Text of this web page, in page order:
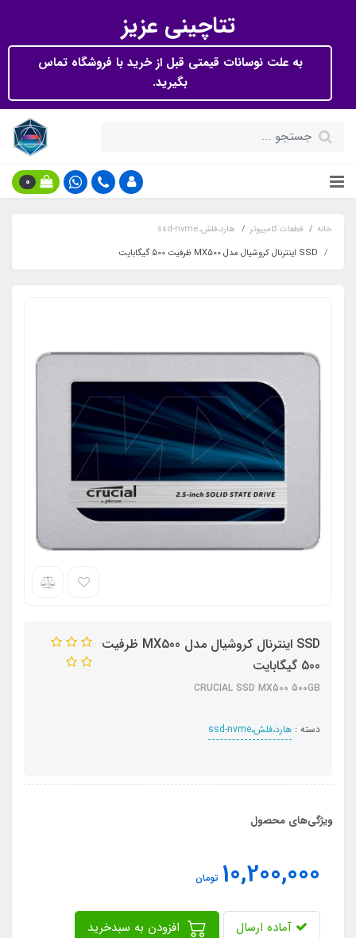
تتاچینی عزیز
به علت نوسانات قیمتی قبل از خرید با فروشگاه تماس
بگیرید.
0
خانه قطعات کامپیوتر
هارد،فلش،ssd-nvme
SSD اینترنال کروشیال مدل MX500 ظرفیت 500 گیگابایت
SSD اینترنال کروشیال مدل MX500 ظرفیت
500 گیگابایت
CRUCIAL SSD MX500 500GB
دسته : هارد،فلش،ssd-nvme
ویژگی‌های محصول
10,200,000 تومان
آماده ارسال